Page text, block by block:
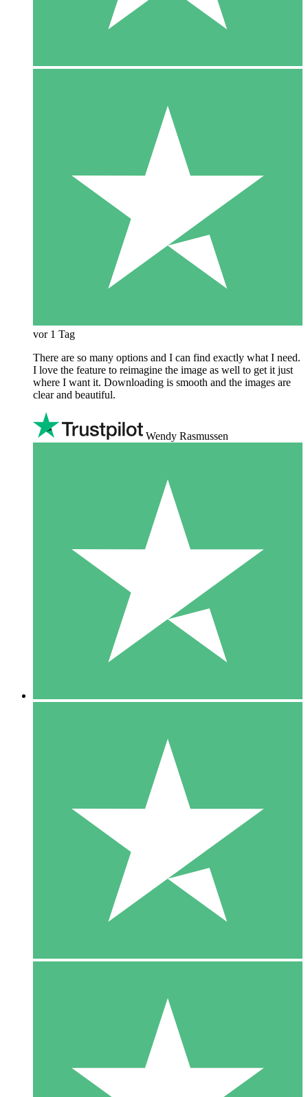
vor 1 Tag
There are so many options and I can find exactly what I need.
I love the feature to reimagine the image as well to get it just
where I want it. Downloading is smooth and the images are
clear and beautiful.
Wendy Rasmussen